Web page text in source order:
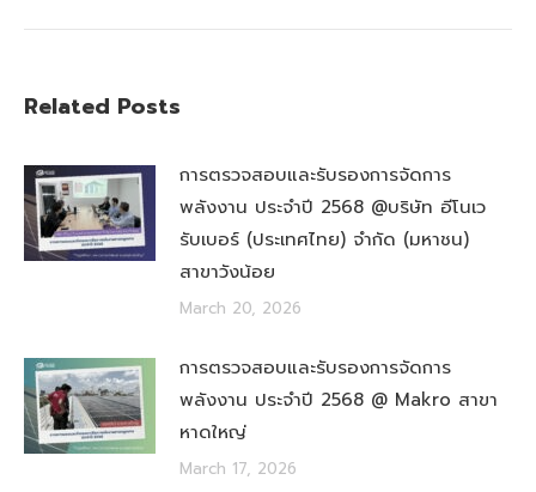
Related Posts
การตรวจสอบและรับรองการจัดการ
พลังงาน ประจำปี 2568 @บริษัท อีโนเว
รับเบอร์ (ประเทศไทย) จำกัด (มหาชน)
สาขาวังน้อย
March 20, 2026
การตรวจสอบและรับรองการจัดการ
พลังงาน ประจำปี 2568 @ Makro สาขา
หาดใหญ่
March 17, 2026